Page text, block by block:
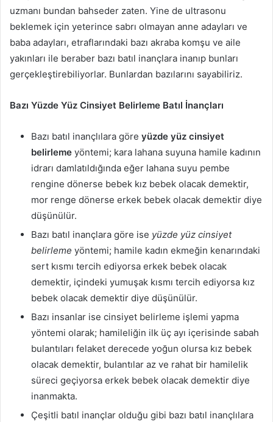
uzmanı bundan bahseder zaten. Yine de ultrasonu
beklemek için yeterince sabrı olmayan anne adayları ve
baba adayları, etraflarındaki bazı akraba komşu ve aile
yakınları ile beraber bazı batıl inançlara inanıp bunları
gerçekleştirebiliyorlar. Bunlardan bazılarını sayabiliriz.
Bazı Yüzde Yüz Cinsiyet Belirleme Batıl İnançları
Bazı batıl inançlılara göre yüzde yüz cinsiyet
belirleme yöntemi; kara lahana suyuna hamile kadının
idrarı damlatıldığında eğer lahana suyu pembe
rengine dönerse bebek kız bebek olacak demektir,
mor renge dönerse erkek bebek olacak demektir diye
düşünülür.
Bazı batıl inançlara göre ise yüzde yüz cinsiyet
belirleme yöntemi; hamile kadın ekmeğin kenarındaki
sert kısmı tercih ediyorsa erkek bebek olacak
demektir, içindeki yumuşak kısmı tercih ediyorsa kız
bebek olacak demektir diye düşünülür.
Bazı insanlar ise cinsiyet belirleme işlemi yapma
yöntemi olarak; hamileliğin ilk üç ayı içerisinde sabah
bulantıları felaket derecede yoğun olursa kız bebek
olacak demektir, bulantılar az ve rahat bir hamilelik
süreci geçiyorsa erkek bebek olacak demektir diye
inanmakta.
Çeşitli batıl inançlar olduğu gibi bazı batıl inançlılara